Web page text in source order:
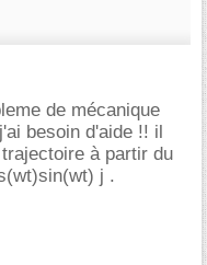
de mécanique
besoin d'aide !! il
à partir du
j .